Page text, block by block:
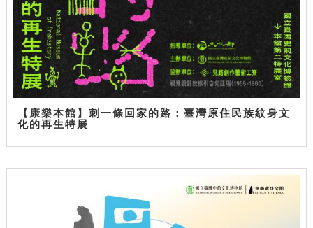
【康樂本館】刺一條回家的路：臺灣原住民族紋身文
化的再生特展